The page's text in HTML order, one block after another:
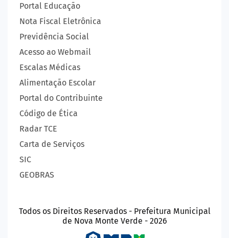
Portal Educação
Nota Fiscal Eletrônica
Previdência Social
Acesso ao Webmail
Escalas Médicas
Alimentação Escolar
Portal do Contribuinte
Código de Ética
Radar TCE
Carta de Serviços
SIC
GEOBRAS
Todos os Direitos Reservados - Prefeitura Municipal
de Nova Monte Verde - 2026